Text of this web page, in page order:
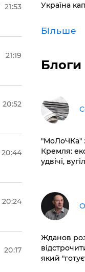
21:53
21:19
20:52
20:44
20:24
20:17
Україна
Більше
Блоги
​"МоЛоЧКа"
Кремля:
удвічі,
Жданов
який